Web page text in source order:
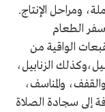
ومراحل الإنتاج.
الطعام
الواقية من
الزنابيل،
والمناسف،
إلى سجادة الصلاة